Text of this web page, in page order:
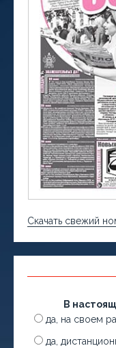
Скачать свежий
В
да, на своем
да,